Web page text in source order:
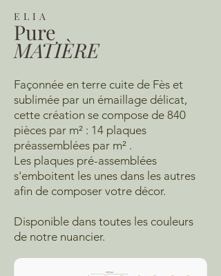
ELIA
Pure
MATIÈRE
Façonnée en terre cuite de Fès et
sublimée par un émaillage délicat,
cette création se compose de 840
pièces par m² : 14 plaques
préassemblées par m² .
Les plaques pré-assemblées
s'emboitent les unes dans les autres
afin de composer votre décor.
Disponible dans toutes les couleurs
de notre nuancier.